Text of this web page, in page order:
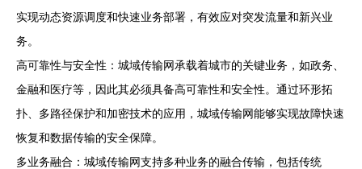
实现动态资源调度和快速业务部署，有效应对突发流量和新兴业
务。
高可靠性与安全性：城域传输网承载着城市的关键业务，如政务、
金融和医疗等，因此其必须具备高可靠性和安全性。通过环形拓
扑、多路径保护和加密技术的应用，城域传输网能够实现故障快速
恢复和数据传输的安全保障。
多业务融合：城域传输网支持多种业务的融合传输，包括传统